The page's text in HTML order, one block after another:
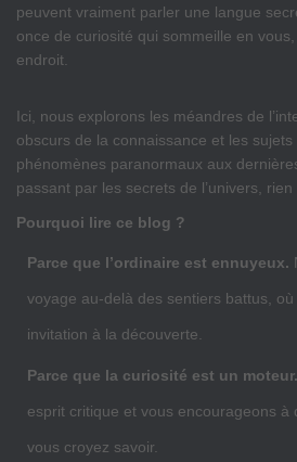
peuvent vraiment parler une langue
once de curiosité qui sommeille en
endroit.
Ici, nous explorons les méandres de
obscurs de la connaissance et les
phénomènes paranormaux aux
passant par les secrets de l’univers, rien
Pourquoi lire ce blog ?
Parce que l’ordinaire est ennuyeux.
voyage au-delà des sentiers battus,
invitation à la découverte.
Parce que la curiosité est un moteur.
esprit critique et vous encourageons à
vous croyez savoir.